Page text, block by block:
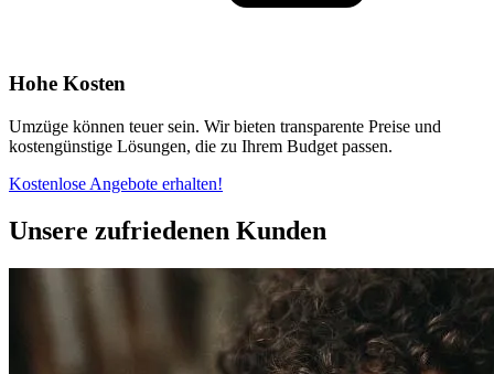
Hohe Kosten
Umzüge können teuer sein. Wir bieten transparente Preise und
kostengünstige Lösungen, die zu Ihrem Budget passen.
Kostenlose Angebote erhalten!
Unsere zufriedenen Kunden